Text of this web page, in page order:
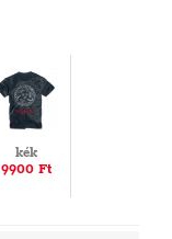
kék
9900 Ft